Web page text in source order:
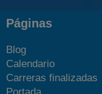
Páginas
Blog
Calendario
Carreras finalizadas